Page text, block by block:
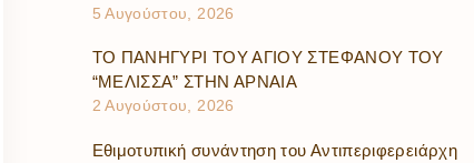
5 Αυγούστου, 2026
ΤΟ ΠΑΝΗΓΥΡΙ ΤΟΥ ΑΓΙΟΥ ΣΤΕΦΑΝΟΥ ΤΟΥ
“ΜΕΛΙΣΣΑ” ΣΤΗΝ ΑΡΝΑΙΑ
2 Αυγούστου, 2026
Εθιμοτυπική συνάντηση του Αντιπεριφερειάρχη